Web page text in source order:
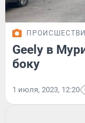
Geely в
боку
1 июля, 2023, 12:20